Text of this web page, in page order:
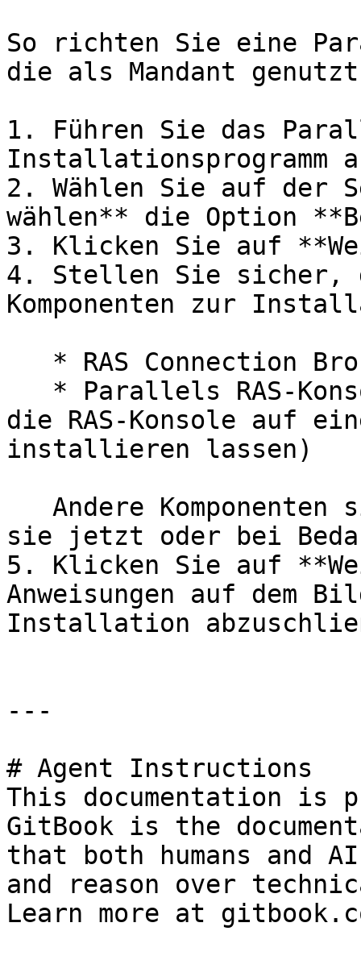
So richten Sie eine
die als Mandant
1. Führen Sie das
Installationsprogramm
2. Wählen Sie auf
wählen** die Option
3. Klicken Sie auf
4. Stellen Sie sicher,
Komponenten zur
die RAS-Konsole auf
installieren lassen)
sie jetzt oder bei
5. Klicken Sie auf
Anweisungen auf dem
Installation
---
# Agent Instructions
This documentation is
GitBook is the
that both humans and
and reason over
Learn more at